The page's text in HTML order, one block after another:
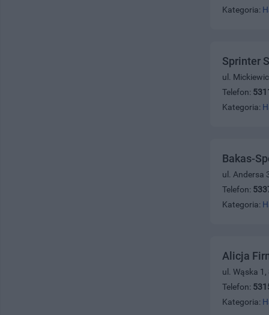
Kategoria:
Sprinter
ul.
Telefon:
Kategoria:
Bakas-
ul. Andersa
Telefon:
Kategoria:
Alicja
ul. Wąska
Telefon:
Kategoria: